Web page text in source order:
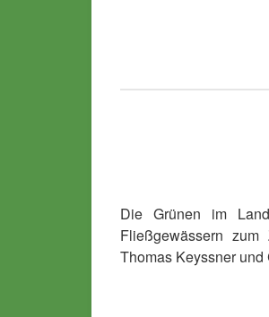
Die Grünen im
Fließgewässern
Thomas Keyssner